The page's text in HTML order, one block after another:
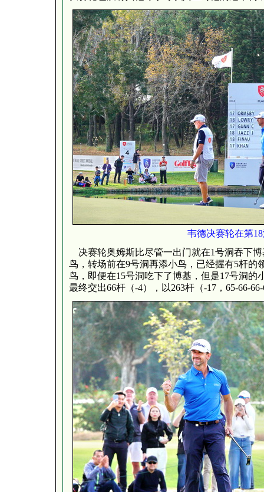
韦德决赛轮在第
决赛轮奥姆斯比尽管一出门就在1号洞吞下
鸟，转场前在9号洞再添小鸟，已经握有5杆的
鸟，即便在15号洞吃下了博基，但是17号洞的
最终交出66杆（-4），以263杆（-17，65-66-